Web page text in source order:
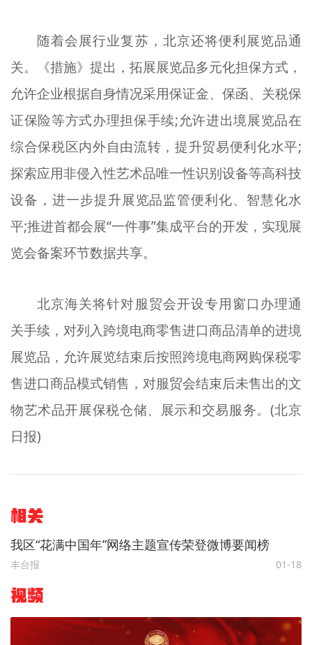
随着会展行业复苏，北京还将便利展览品通
关。《措施》提出，拓展展览品多元化担保方式，
允许企业根据自身情况采用保证金、保函、关税保
证保险等方式办理担保手续;允许进出境展览品在
综合保税区内外自由流转，提升贸易便利化水平;
探索应用非侵入性艺术品唯一性识别设备等高科技
设备，进一步提升展览品监管便利化、智慧化水
平;推进首都会展“一件事”集成平台的开发，实现展
览会备案环节数据共享。
北京海关将针对服贸会开设专用窗口办理通
关手续，对列入跨境电商零售进口商品清单的进境
展览品，允许展览结束后按照跨境电商网购保税零
售进口商品模式销售，对服贸会结束后未售出的文
物艺术品开展保税仓储、展示和交易服务。(北京
日报)
相关
我区“花满中国年”网络主题宣传荣登微博要闻榜
丰台报 01-18
视频